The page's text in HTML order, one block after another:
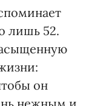
лишь 52.
он